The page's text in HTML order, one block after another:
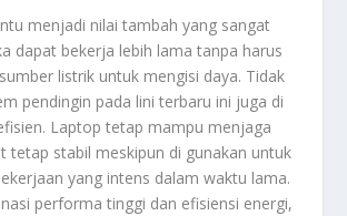
menjadi nilai tambah yang sangat
dapat bekerja lebih lama tanpa harus
listrik untuk mengisi daya. Tidak
pendingin pada lini terbaru ini juga di
Laptop tetap mampu menjaga
tetap stabil meskipun di gunakan untuk
yang intens dalam waktu lama.
performa tinggi dan efisiensi energi,